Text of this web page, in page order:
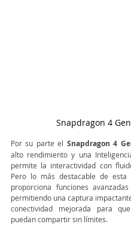
Snapdragon 4
Por su parte el Snapdragon 4
alto rendimiento y una
permite la interactividad con
Pero lo más destacable de esta
proporciona funciones
permitiendo una captura
conectividad mejorada para
puedan compartir sin límites.